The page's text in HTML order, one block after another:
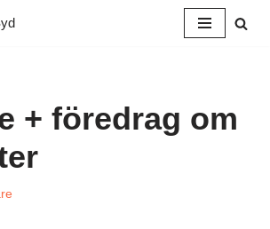
+ föredrag om